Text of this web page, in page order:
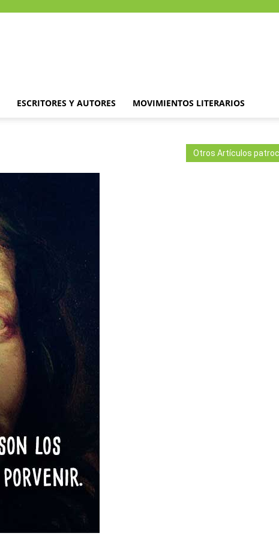
ESCRITORES Y AUTORES MOVIMIENTOS LITERARIOS
Otros Artículos